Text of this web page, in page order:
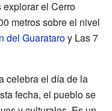
explorar el Cerro
metros sobre el nivel
del Guarataroy Las 7
celebra el día de la
fecha, el pueblo se